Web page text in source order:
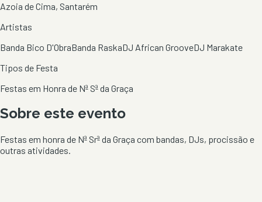
Azoia de Cima, Santarém
Artistas
Banda Bico D'ObraBanda RaskaDJ African GrooveDJ Marakate
Tipos de Festa
Festas em Honra de Nª Sª da Graça
Sobre este evento
Festas em honra de Nª Srª da Graça com bandas, DJs, procissão e
outras atividades.